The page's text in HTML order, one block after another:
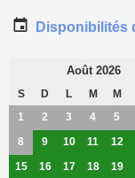
Disponibilités
Août 2026
S D L M M
1
2 3 4 5
8
9 10 11 12
15
16 17 18 19